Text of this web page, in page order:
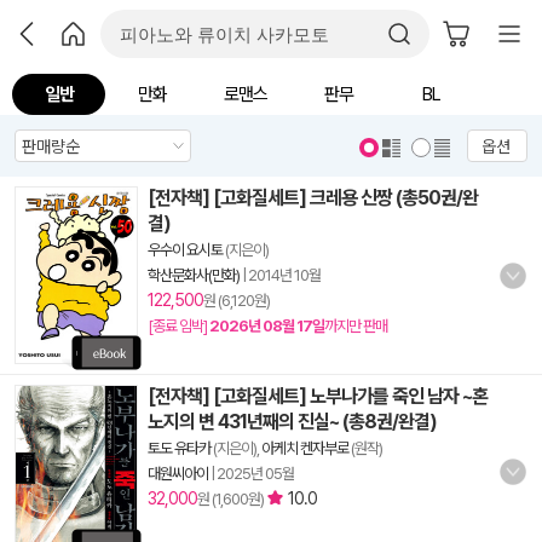
일반 만화 로맨스 판무 BL
옵션
[전자책] [고화질세트] 크레용 신짱 (총50권/완
결)
우수이 요시토(지은이)
학산문화사(만화) 2014년 10월
122,500원 (6,120원)
[종료 임박] 2026년 08월 17일까지만 판매
[전자책] [고화질세트] 노부나가를 죽인 남자 ~혼
노지의 변 431년째의 진실~ (총8권/완결)
토도 유타카(지은이), 아케치 켄자부로(원작)
대원씨아이
2025년 05월
32,000원 (1,600원) 10.0